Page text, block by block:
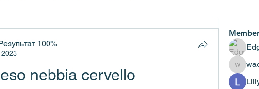
100%
2023
nebbia cervello